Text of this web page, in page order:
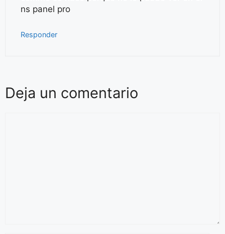
ns panel pro
Responder
Deja un comentario